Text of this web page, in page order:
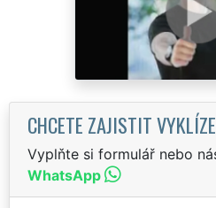
CHCETE ZAJISTIT
Vyplňte si formulář nebo
WhatsApp